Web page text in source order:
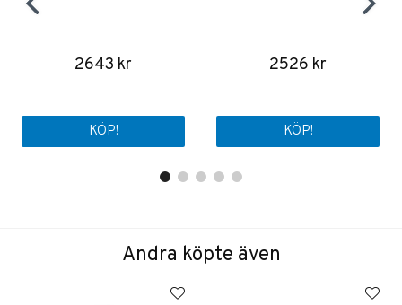
2643 kr
KÖP!
2526 kr
KÖP!
Andra köpte även